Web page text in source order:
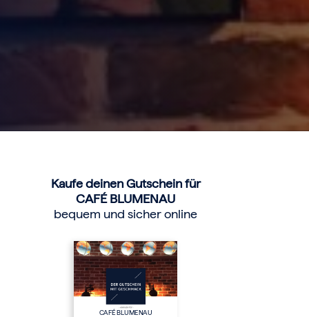
Kaufe deinen Gutschein für
CAFÉ BLUMENAU
bequem und sicher online
CAFÉ BLUMENAU